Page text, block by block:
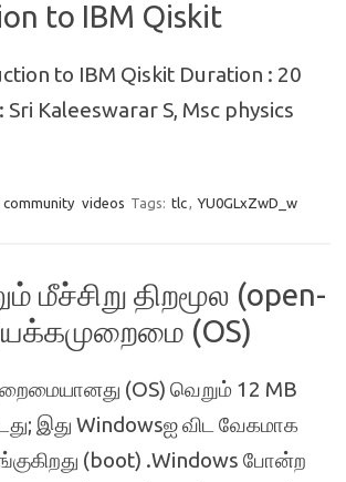
to IBM Qiskit
to IBM Qiskit Duration : 20
Sri Kaleeswarar S, Msc physics
videos Tags: tlc, YU0GLxZwD_w
மீச்சிறு திறமூல (open-
(OS)
(OS) வெறும் 12 MB
இது Windowsஐ விட வேகமாக
(boot) .Windows போன்ற